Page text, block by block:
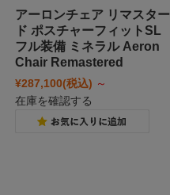
アーロンチェア リマスター
ド ポスチャーフィットSL
フル装備 ミネラル Aeron
Chair Remastered
¥287,100(税込) ～
在庫を確認する